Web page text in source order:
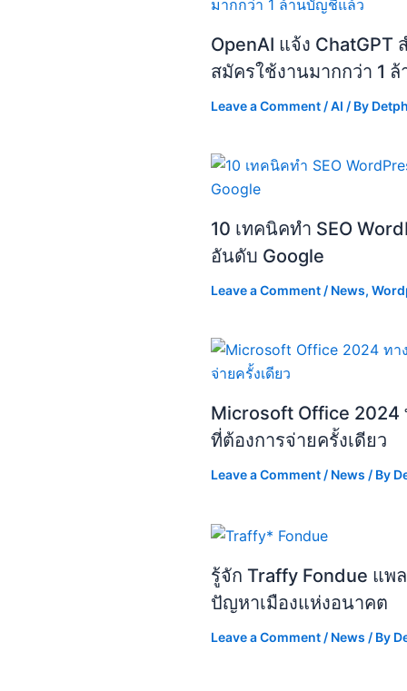
OpenAI แจ้ง ChatGPT
สมัครใช้งานมากกว่า 1
Leave a Comment /AI / By
10 เทคนิคทำ SEO
อันดับ Google
Leave a Comment / News,
Microsoft Office 2024
ที่ต้องการจ่ายครั้งเดียว
Leave a Comment / News / By
รู้จัก Traffy Fondue แพ
ปัญหาเมืองแห่งอนาคต
Leave a Comment / News / By